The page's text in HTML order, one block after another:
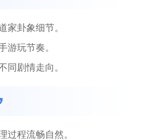
家卦象细节。
游玩节奏。
同剧情走向。
过程流畅自然。